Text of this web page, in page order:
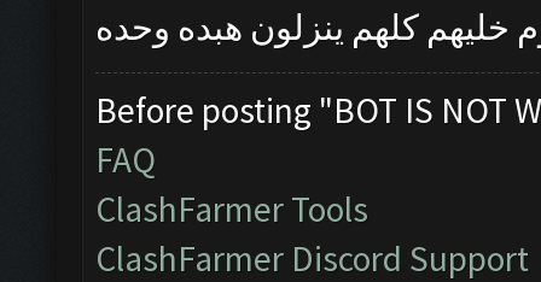
Before posting "BOT IS NOT
FAQ
ClashFarmer Tools
ClashFarmer Discord Support